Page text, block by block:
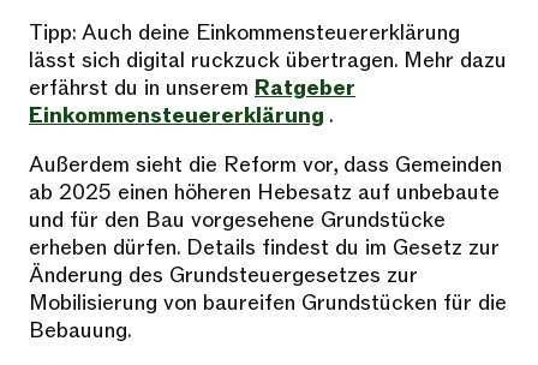
Tipp: Auch deine Einkommensteuererklärung
lässt sich digital ruckzuck übertragen. Mehr dazu
erfährst du in unserem Ratgeber
Einkommensteuererklärung .
Außerdem sieht die Reform vor, dass Gemeinden
ab 2025 einen höheren Hebesatz auf unbebaute
und für den Bau vorgesehene Grundstücke
erheben dürfen. Details findest du im Gesetz zur
Änderung des Grundsteuergesetzes zur
Mobilisierung von baureifen Grundstücken für die
Bebauung.